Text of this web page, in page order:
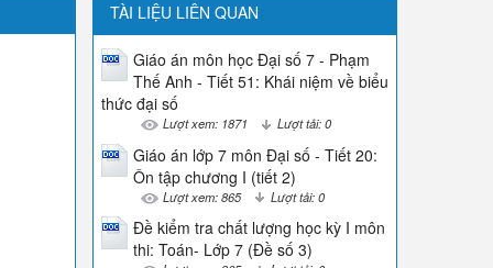
TÀI LIỆU LIÊN QUAN
Giáo án môn học Đại số 7 - Phạm
Thế Anh - Tiết 51: Khái niệm về biểu
thức đại số
Lượt xem: 1871 Lượt tải: 0
Giáo án lớp 7 môn Đại số - Tiết 20:
Ôn tập chương I (tiết 2)
Lượt xem: 865 Lượt tải: 0
Đề kiểm tra chất lượng học kỳ I môn
thi: Toán- Lớp 7 (Đề số 3)